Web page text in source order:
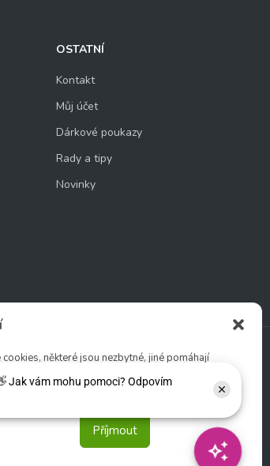
některé jsou nezbytné, jiné pomáhají
Příjmout
OSTATNÍ
Kontakt
Můj účet
Dárkové poukazy
Rady a tipy
Novinky
Sledujte nás: